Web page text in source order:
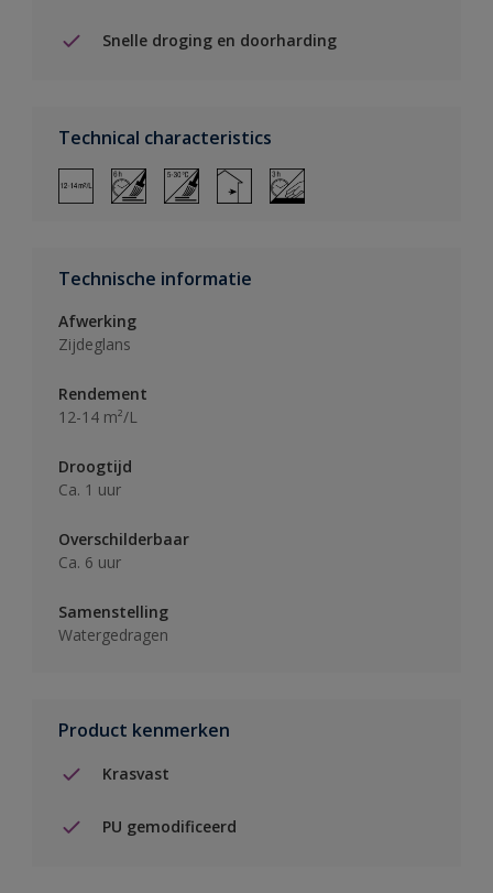
Snelle droging en doorharding
Technical characteristics
Technische informatie
Afwerking
Zijdeglans
Rendement
12-14 m²/L
Droogtijd
Ca. 1 uur
Overschilderbaar
Ca. 6 uur
Samenstelling
Watergedragen
Product kenmerken
Krasvast
PU gemodificeerd